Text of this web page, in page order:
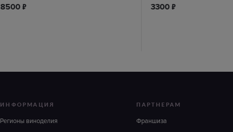
8500 п 3300 п
ИНФОРМАЦИЯ
Регионы виноделия
ПАРТНЕРАМ
Франшиза